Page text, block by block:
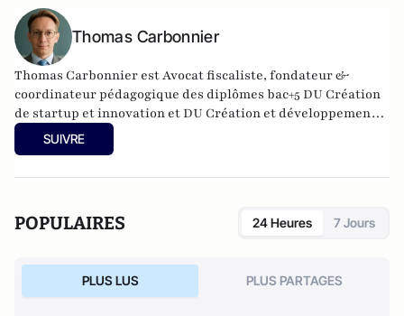
Thomas Carbonnier
Thomas Carbonnier est Avocat fiscaliste, fondateur &
coordinateur pédagogique des diplômes bac+5 DU Création
de startup et innovation et DU Création et développement
de structures en santé à l'Université Paris Cité. Il est
également Président de l'UNPI 95, une association de
SUIVRE
POPULAIRES 24 Heures 7 Jours
PLUS LUS PLUS PARTAGES